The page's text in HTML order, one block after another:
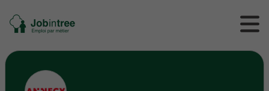
Se
rendre
Ouvrir
/
le